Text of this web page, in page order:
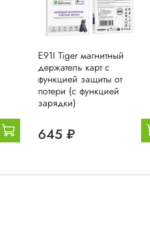
E91I Tiger магнитный
держатель карт с
функцией защиты от
потери (с функцией
зарядки)
645 ₽